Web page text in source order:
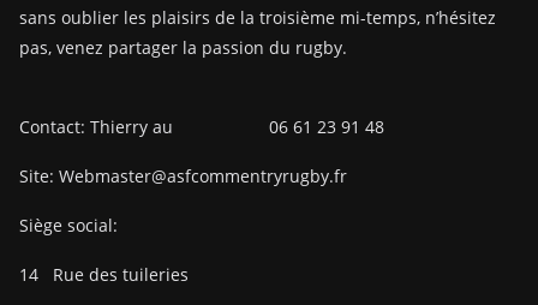
sans oublier les plaisirs de la troisième mi-temps, n’hésitez
pas, venez partager la passion du rugby.
Contact: Thierry au 06 61 23 91 48
Site: Webmaster@asfcommentryrugby.fr
Siège social:
14 Rue des tuileries